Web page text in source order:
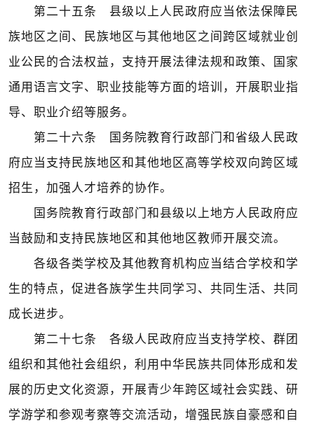
第二十五条 县级以上人民政府应当依法保障民
族地区之间、民族地区与其他地区之间跨区域就业创
业公民的合法权益，支持开展法律法规和政策、国家
通用语言文字、职业技能等方面的培训，开展职业指
导、职业介绍等服务。
第二十六条 国务院教育行政部门和省级人民政
府应当支持民族地区和其他地区高等学校双向跨区域
招生，加强人才培养的协作。
国务院教育行政部门和县级以上地方人民政府应
当鼓励和支持民族地区和其他地区教师开展交流。
各级各类学校及其他教育机构应当结合学校和学
生的特点，促进各族学生共同学习、共同生活、共同
成长进步。
第二十七条 各级人民政府应当支持学校、群团
组织和其他社会组织，利用中华民族共同体形成和发
展的历史文化资源，开展青少年跨区域社会实践、研
学游学和参观考察等交流活动，增强民族自豪感和自